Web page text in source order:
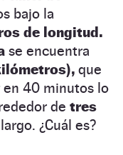
bajo la
de longitud.
se encuentra
que
40 minutos lo
de tres
¿Cuál es?